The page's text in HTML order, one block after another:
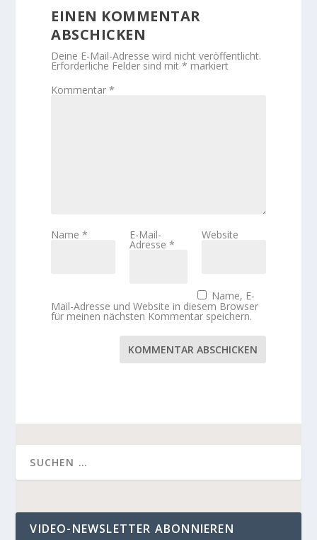
EINEN KOMMENTAR
ABSCHICKEN
Deine E-Mail-Adresse wird nicht veröffentlicht.
Erforderliche Felder sind mit* markiert
Kommentar*
Name* E-Mail-
Adresse*
Website
Name, E-
Mail-Adresse und Website in diesem Browser
für meinen nächsten Kommentar speichern.
KOMMENTAR ABSCHICKEN
VIDEO-NEWSLETTER ABONNIEREN